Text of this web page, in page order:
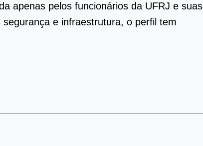
apenas pelos funcionários da UFRJ e suas
e infraestrutura, o perfil tem